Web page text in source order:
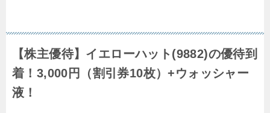
【株主優待】イエローハット(9882)の優待到
着！3,000円（割引券10枚）+ウォッシャー
液！